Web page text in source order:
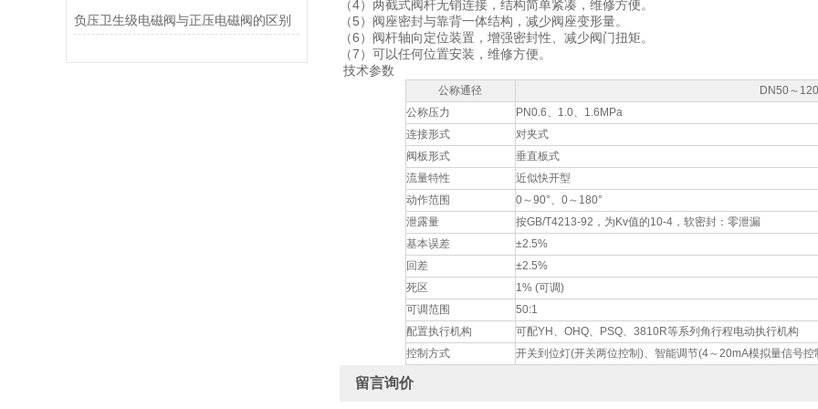
负压卫生级电磁阀与正压电磁阀的区别
（4）两截式阀杆无销连接，结构简单紧凑，维修方便。
（5）阀座密封与靠背一体结构，减少阀座变形量。
（6）阀杆轴向定位装置，增强密封性、减少阀门扭矩。
（7）可以任何位置安装，维修方便。
技术参数
公称通径
DN50～
公称压力
PN0.6、1.0、1.6MPa
连接形式
对夹式
阀板形式
垂直板式
流量特性
近似快开型
动作范围
0～90°、0～180°
泄露量
按GB/T4213-92，为Kv值的10-4，软密封：零泄漏
基本误差
±2.5%
回差
±2.5%
死区
1% (可调)
可调范围
50:1
配置执行机构
可配YH、OHQ、PSQ、3810R等系列角行程电动执行机构
控制方式
开关到位灯(开关两位控制)、智能调节(4～20mA模拟量信号控
留言询价